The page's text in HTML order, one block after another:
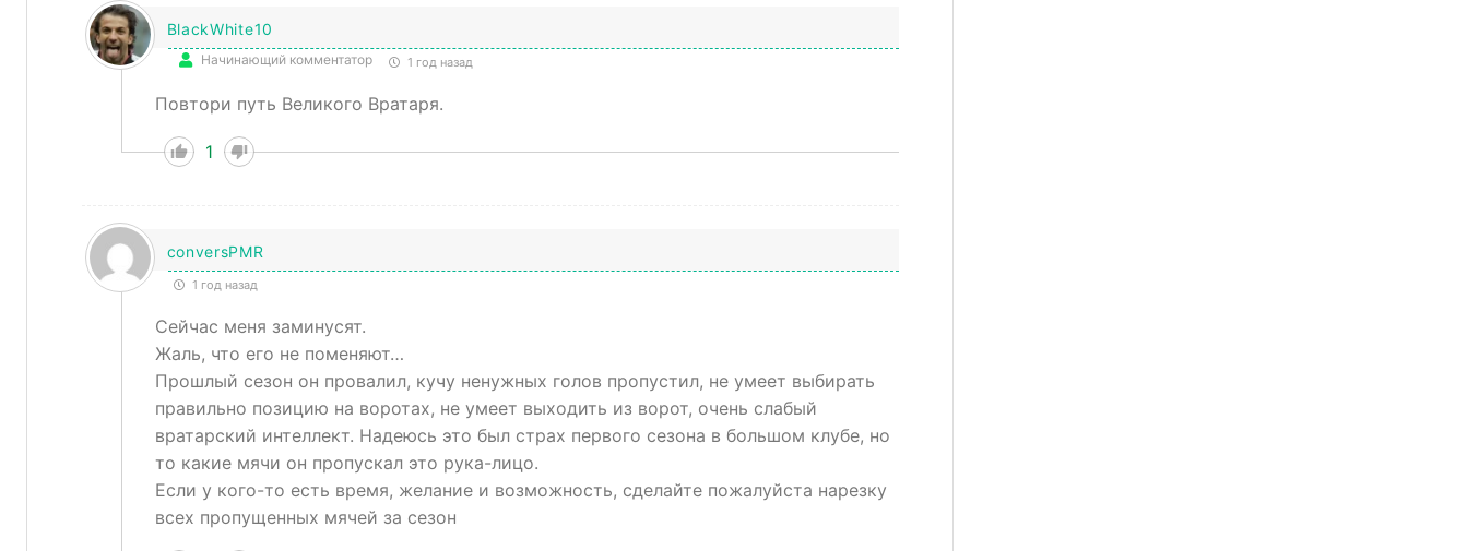
BlackWhite10
Начинающий комментатор 1 год назад
Повтори путь Великого Вратаря.
1
conversPMR
1 год назад
Сейчас меня заминусят.
Жаль, что его не поменяют…
Прошлый сезон он провалил, кучу ненужных голов пропустил, не умеет выбирать
правильно позицию на воротах, не умеет выходить из ворот, очень слабый
вратарский интеллект. Надеюсь это был страх первого сезона в большом клубе, но
то какие мячи он пропускал это рука-лицо.
Если у кого-то есть время, желание и возможность, сделайте пожалуйста нарезку
всех пропущенных мячей за сезон